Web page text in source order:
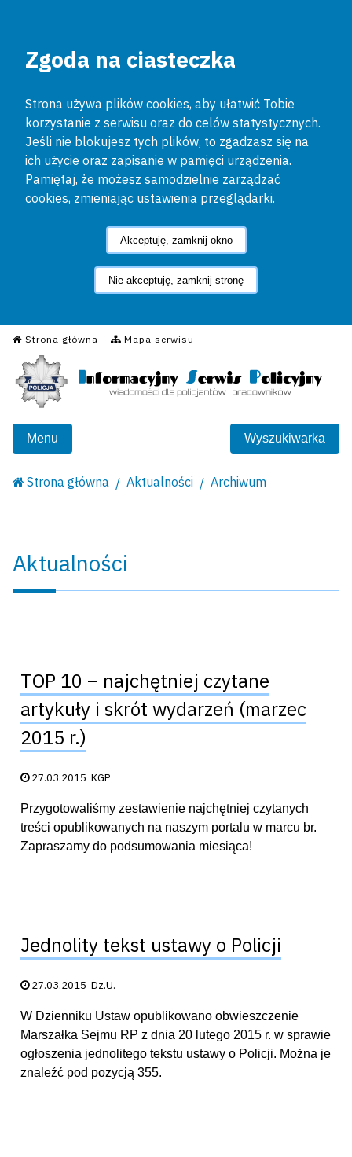
Zgoda na ciasteczka
Strona używa plików cookies, aby ułatwić Tobie
korzystanie z serwisu oraz do celów statystycznych.
Jeśli nie blokujesz tych plików, to zgadzasz się na
ich użycie oraz zapisanie w pamięci urządzenia.
Pamiętaj, że możesz samodzielnie zarządzać
cookies, zmieniając ustawienia przeglądarki.
Akceptuję, zamknij okno
Nie akceptuję, zamknij stronę
Strona główna Mapa serwisu
Informacyjny Serwis
Menu Wyszukiwarka
Strona główna Aktualności Archiwum
Aktualności
TOP 10 – najchętniej czytane
artykuły i skrót wydarzeń (marzec
2015 r.)
Data publikacji:
27.03.2015 KGP
Przygotowaliśmy zestawienie najchętniej czytanych
treści opublikowanych na naszym portalu w marcu br.
Zapraszamy do podsumowania miesiąca!
Jednolity tekst ustawy o Policji
Data publikacji:
27.03.2015 Dz.U.
W Dzienniku Ustaw opublikowano obwieszczenie
Marszałka Sejmu RP z dnia 20 lutego 2015 r. w sprawie
ogłoszenia jednolitego tekstu ustawy o Policji. Można je
znaleźć pod pozycją 355.